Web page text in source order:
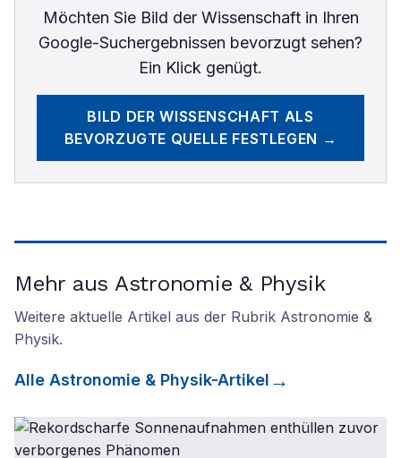
Möchten Sie Bild der Wissenschaftin Ihren
Google-Suchergebnissen bevorzugt sehen?
Ein Klick genügt.
BILD DER WISSENSCHAFT ALS
BEVORZUGTE QUELLE FESTLEGEN →
Mehr aus Astronomie & Physik
Weitere aktuelle Artikel aus der Rubrik Astronomie &
Physik.
Alle Astronomie & Physik-Artikel